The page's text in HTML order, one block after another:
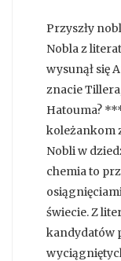
Przyszły
Nobla z
wysunął się
znacie
Hatouma?
koleżankom
Nobli w
chemia to
świecie. Z
kandydatów